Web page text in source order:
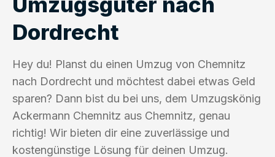
Dordrecht
Hey du! Planst du einen Umzug von Chemnitz
nach Dordrecht und möchtest dabei etwas Geld
sparen? Dann bist du bei uns, dem Umzugskönig
Ackermann Chemnitz aus Chemnitz, genau
richtig! Wir bieten dir eine zuverlässige und
kostengünstige Lösung für deinen Umzug.